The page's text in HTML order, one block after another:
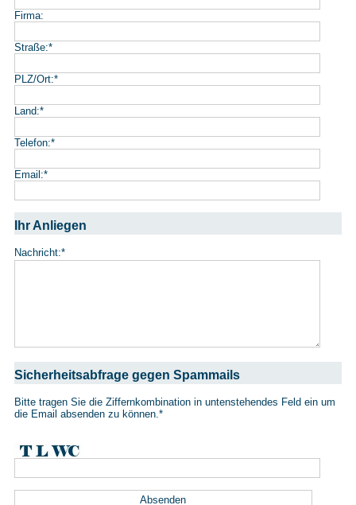
Firma:
Straße:*
PLZ/Ort:*
Land:*
Telefon:*
Email:*
Ihr Anliegen
Nachricht:*
Sicherheitsabfrage gegen Spammails
Bitte tragen Sie die Ziffernkombination in untenstehendes Feld ein um
die Email absenden zu können.*